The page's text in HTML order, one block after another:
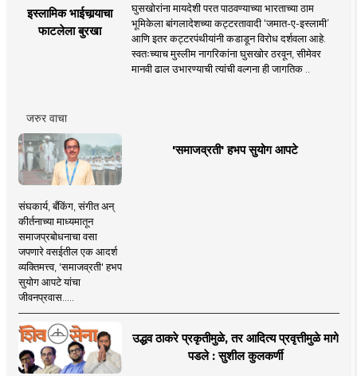
इस्लामिक भाईचार्‍याचा
फाटलेला बुरखा
घुसखोरांना मायदेशी परत पाठवण्याच्या भारताच्या ठाम
भूमिकेला बांगलादेशच्या कट्टरतावादी ‘जमात-ए-इस्लामी’
आणि इतर कट्टरपंथीयांनी कडाडून विरोध दर्शवला आहे.
स्वतःच्याच मुस्लीम नागरिकांना घुसखोर ठरवून, सीमेवर
मानवी ढाल उभारण्याची त्यांची वल्गना ही जागतिक ..
जरुर वाचा
'समाजव्रती' हभप सुयोग आपटे
संघकार्य, बँकिंग, संगीत अन्
कीर्तनाच्या माध्यमातून
समाजप्रबोधनाचा वसा
जपणारे वसईतील एक आदर्श
व्यक्तिमत्त्व, 'समाजव्रती' हभप
सुयोग आपटे यांचा
जीवनप्रवास.....
उद्धव ठाकरे प्रकृतीमुळे, तर आदित्य प्रवृत्तीमुळे मागे
पडले : सुशील कुलकर्णी